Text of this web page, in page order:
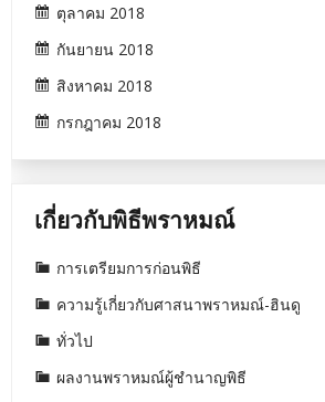
ตุลาคม 2018
กันยายน 2018
สิงหาคม 2018
กรกฎาคม 2018
เกี่ยวกับพิธีพราหมณ์
การเตรียมการก่อนพิธี
ความรู้เกี่ยวกับศาสนาพราหมณ์-ฮินดู
ทั่วไป
ผลงานพราหมณ์ผู้ชำนาญพิธี